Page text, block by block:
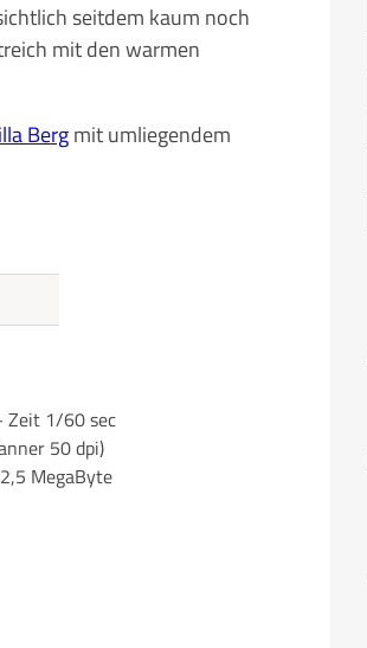
seitdem kaum noch
mit den warmen
Bergmit umliegendem
Zeit 1/60 sec
50 dpi)
MegaByte